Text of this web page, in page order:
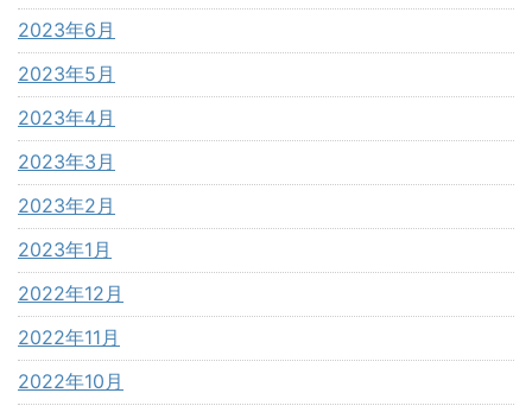
2023年6月
2023年5月
2023年4月
2023年3月
2023年2月
2023年1月
2022年12月
2022年11月
2022年10月